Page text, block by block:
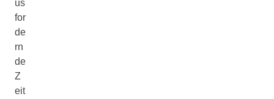
us
for
de
rn
de
Z
eit